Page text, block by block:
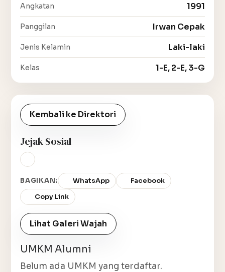
Angkatan 1991
Panggilan Irwan Cepak
Jenis Kelamin Laki-laki
Kelas 1-E, 2-E, 3-G
Kembali ke Direktori
Jejak Sosial
BAGIKAN: WhatsApp
Facebook
Copy Link
Lihat Galeri Wajah
UMKM Alumni
Belum ada UMKM yang terdaftar.